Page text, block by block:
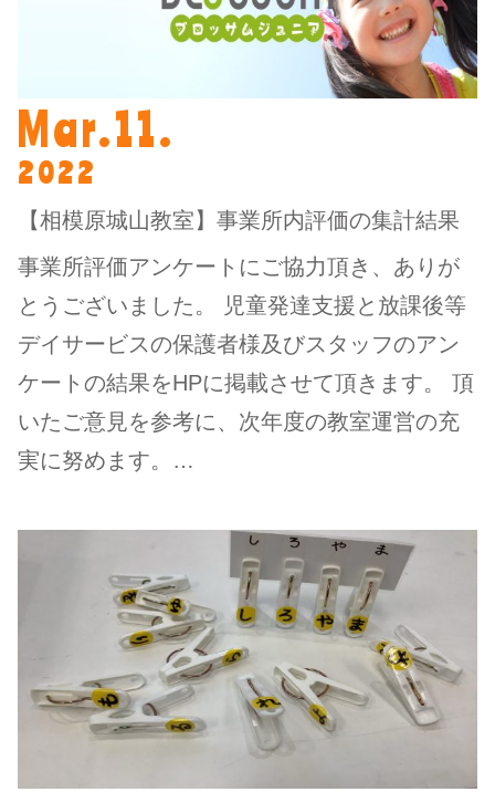
Mar.11.
2022
【相模原城山教室】事業所内評価の集計結果
事業所評価アンケートにご協力頂き、ありが
とうございました。 児童発達支援と放課後等
デイサービスの保護者様及びスタッフのアン
ケートの結果をHPに掲載させて頂きます。 頂
いたご意見を参考に、次年度の教室運営の充
実に努めます。…